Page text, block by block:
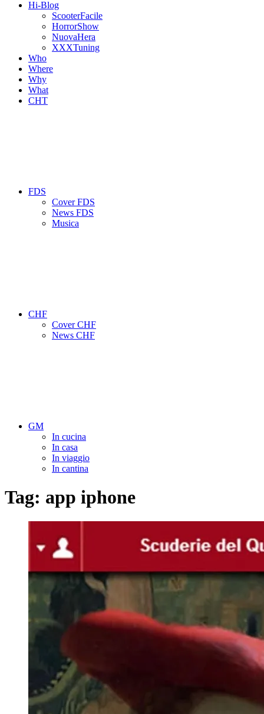
Hi-Blog
ScooterFacile
HorrorShow
NuovaHera
XXXTuning
Who
Where
Why
What
CHT
FDS
Cover FDS
News FDS
Musica
CHF
Cover CHF
News CHF
GM
In cucina
In casa
In viaggio
In cantina
Tag: app iphone